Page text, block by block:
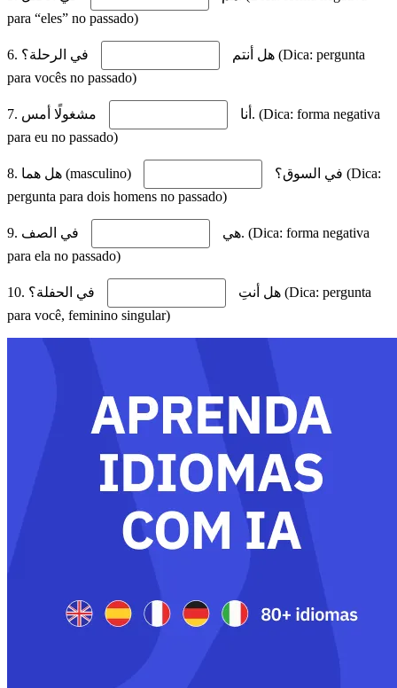
para “eles” no passado)
6. هل أنتم
في الرحلة؟ (Dica: pergunta
para vocês no passado)
7. أنا
مشغولًا أمس. (Dica: forma negativa
para eu no passado)
8. هل هما (masculino)
pergunta para dois homens no passado)
9. هي
في الصف. (Dica: forma negativa
para ela no passado)
10. هل أنتِ
في الحفلة؟ (Dica: pergunta
para você, feminino singular)